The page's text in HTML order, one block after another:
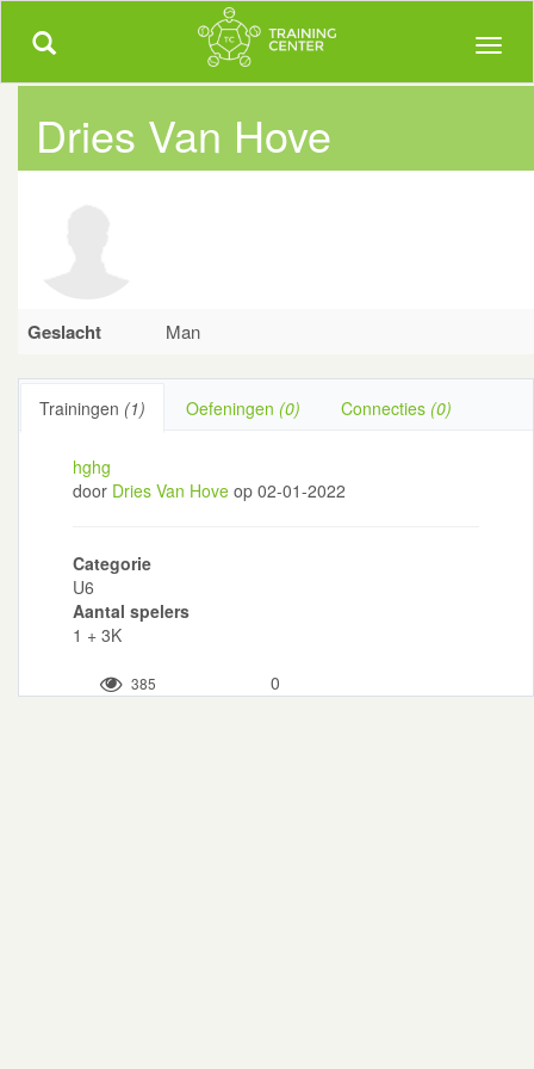
Meer dan 5000 uitgewerkte trainingen!
Toggle
Dries Van Hove
Geslacht Man
Trainingen (1) Oefeningen (0) Connecties (0)
hghg
door Dries Van Hove op 02-01-2022
Categorie
U6
Aantal spelers
1 + 3K
385 0